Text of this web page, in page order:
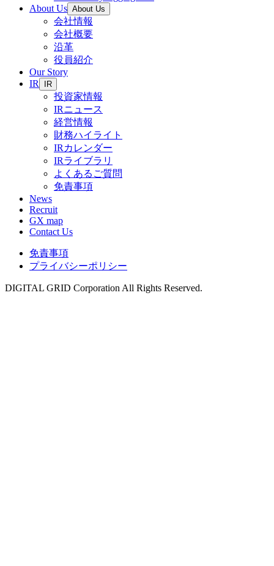
About Us About Us
会社情報
会社概要
沿革
役員紹介
Our Story
IR
IR
投資家情報
IRニュース
経営情報
財務ハイライト
IRカレンダー
IRライブラリ
よくあるご質問
免責事項
News
Recruit
GX map
Contact Us
免責事項
プライバシーポリシー
DIGITAL GRID Corporation All Rights Reserved.